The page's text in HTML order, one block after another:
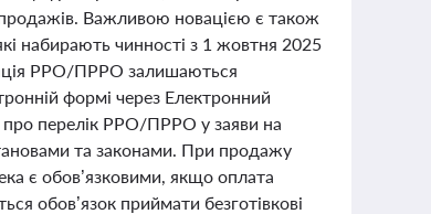
Важливою новацією є також
набирають чинності з 1 жовтня 2025
РРО/ПРРО залишаються
формі через Електронний
про перелік РРО/ПРРО у заяви на
та законами. При продажу
є обов’язковими, якщо оплата
обов’язок приймати безготівкові